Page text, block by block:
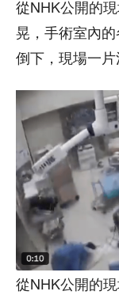
從NHK公開的
晃，手術室內
倒下，現場一片
從NHK公開的